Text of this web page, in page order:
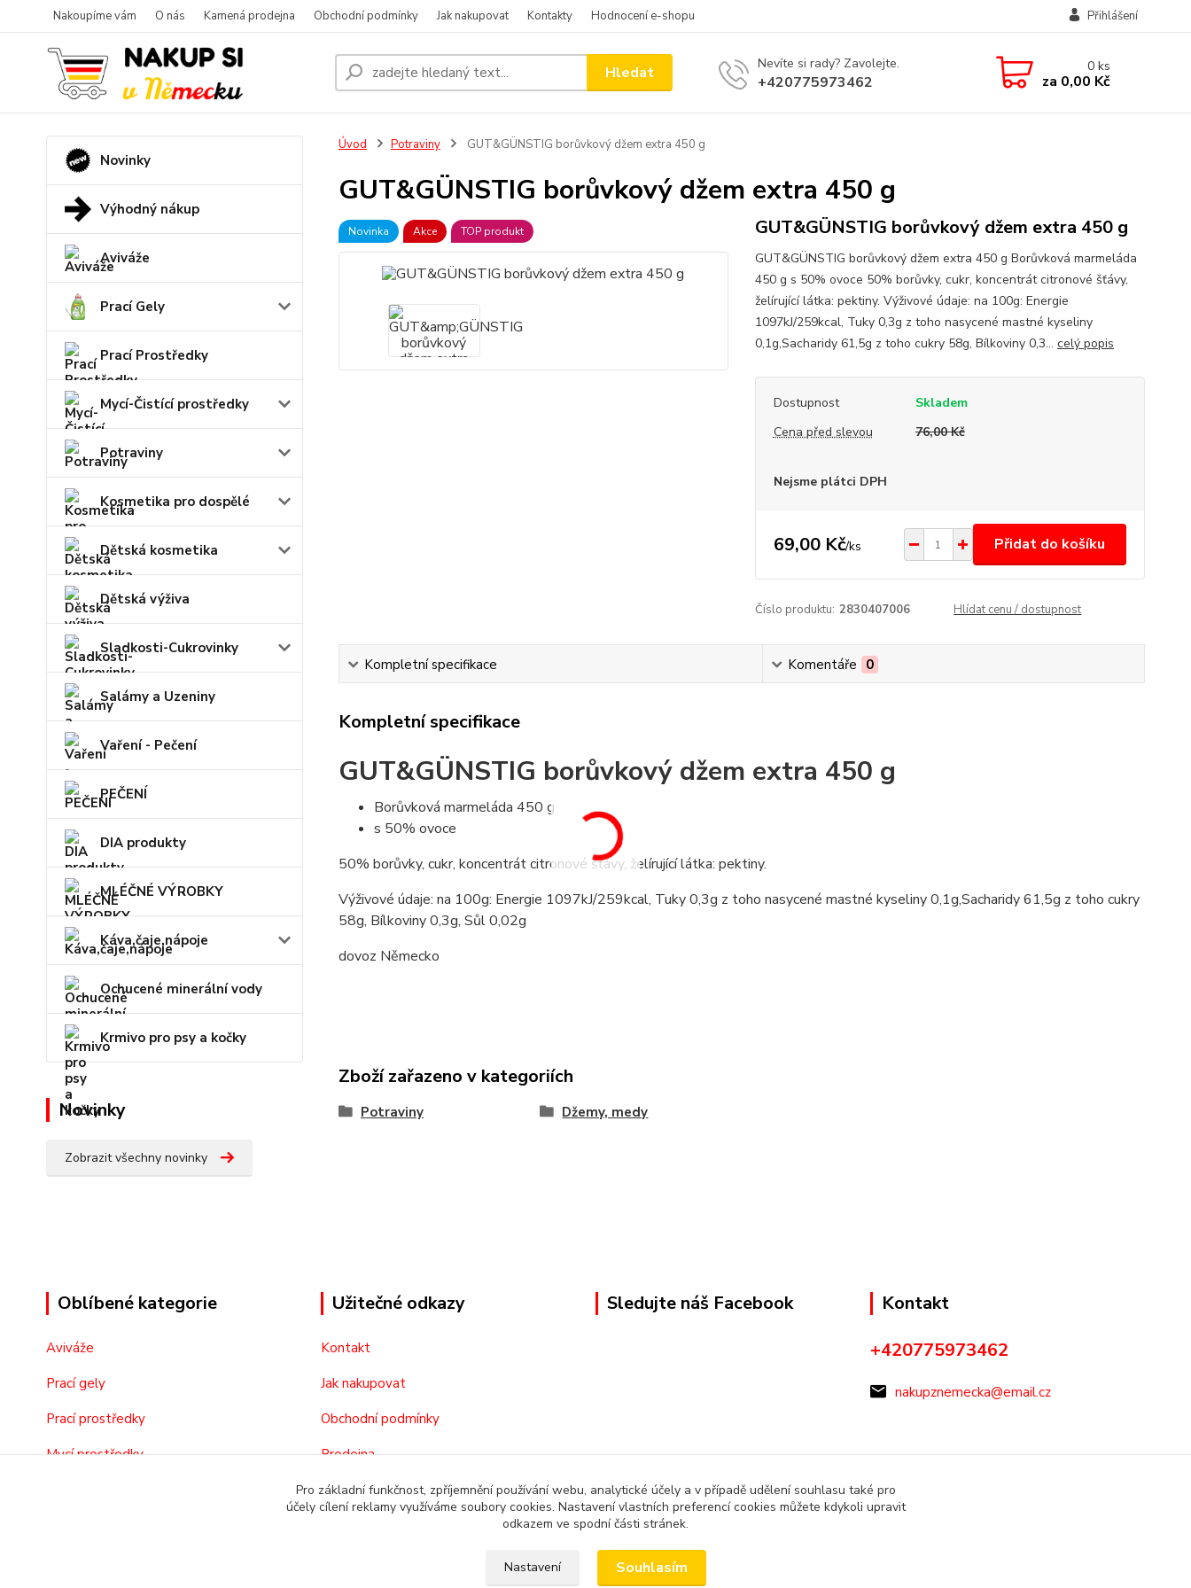
Nakoupíme vám O nás Kamená prodejna Obchodní podmínky Jak nakupovat Kontakty Hodnocení e-shopu Přihlášení
Hledat Nevíte si rady? Zavolejte.
+420775973462
0ks
za 0,00 Kč
Novinky
Výhodný nákup
Aviváže
Prací Gely
Prací Prostředky
Mycí-Čistící prostředky
Potraviny
Kosmetika pro dospělé
Dětská kosmetika
Dětská výživa
Sladkosti-Cukrovinky
Salámy a Uzeniny
Vaření - Pečení
PEČENÍ
DIA produkty
MLÉČNÉ VÝROBKY
Káva,čaje,nápoje
Ochucené minerální vody
Krmivo pro psy a kočky
Novinky
Zobrazit všechny novinky
Úvod Potraviny GUT&GÜNSTIG borůvkový džem extra 450 g
GUT&GÜNSTIG borůvkový džem extra 450 g
Novinka Akce TOP produkt GUT&GÜNSTIG borůvkový džem extra 450 g
GUT&GÜNSTIG borůvkový džem extra 450 g Borůvková marmeláda
450 g s 50% ovoce 50% borůvky, cukr, koncentrát citronové šťávy,
želírující látka: pektiny. Výživové údaje: na 100g: Energie
1097kJ/259kcal, Tuky 0,3g z toho nasycené mastné kyseliny
0,1g,Sacharidy 61,5g z toho cukry 58g, Bílkoviny 0,3... celý popis
Dostupnost
Skladem
Cena před slevou
76,00 Kč
Nejsme plátci DPH
69,00 Kč/ks Přidat do košíku
Číslo produktu: 2830407006 Hlídat cenu / dostupnost
Kompletní specifikace Komentáře 0
Kompletní specifikace
GUT&GÜNSTIG borůvkový džem extra 450 g
Borůvková marmeláda 450 g
s 50% ovoce
50% borůvky, cukr, koncentrát citronové šťávy, želírující látka: pektiny.
Výživové údaje: na 100g: Energie 1097kJ/259kcal, Tuky 0,3g z toho nasycené mastné kyseliny 0,1g,Sacharidy 61,5g z toho cukry
58g, Bílkoviny 0,3g, Sůl 0,02g
dovoz Německo
Zboží zařazeno v kategoriích
Potraviny Džemy, medy
Oblíbené kategorie
Aviváže
Prací gely
Prací prostředky
Mycí prostředky
Užitečné odkazy
Kontakt
Jak nakupovat
Obchodní podmínky
Prodejna
O nás
Sledujte náš Facebook
Kontakt
+420775973462
nakupznemecka@email.cz
Pro základní funkčnost, zpříjemnění používání webu, analytické účely a v případě udělení souhlasu také pro
účely cílení reklamy využíváme soubory cookies. Nastavení vlastních preferencí cookies můžete kdykoli upravit
odkazem ve spodní části stránek.
Nastavení Souhlasím